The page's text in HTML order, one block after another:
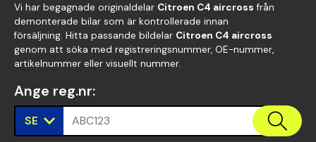
Vi har begagnade originaldelar Citroen C4 aircross från
demonterade bilar som är kontrollerade innan
försäljning. Hitta passande bildelar Citroen C4 aircross
genom att söka med registreringsnummer, OE-nummer,
artikelnummer eller visuellt nummer.
Ange reg.nr:
SE ABC123